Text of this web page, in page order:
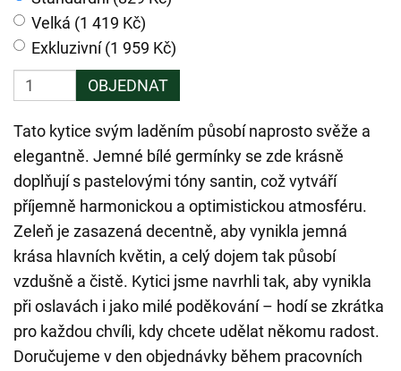
Velká (1 419 Kč)
Exkluzivní (1 959 Kč)
OBJEDNAT
Tato kytice svým laděním působí naprosto svěže a
elegantně. Jemné bílé germínky se zde krásně
doplňují s pastelovými tóny santin, což vytváří
příjemně harmonickou a optimistickou atmosféru.
Zeleň je zasazená decentně, aby vynikla jemná
krása hlavních květin, a celý dojem tak působí
vzdušně a čistě. Kytici jsme navrhli tak, aby vynikla
při oslavách i jako milé poděkování – hodí se zkrátka
pro každou chvíli, kdy chcete udělat někomu radost.
Doručujeme v den objednávky během pracovních